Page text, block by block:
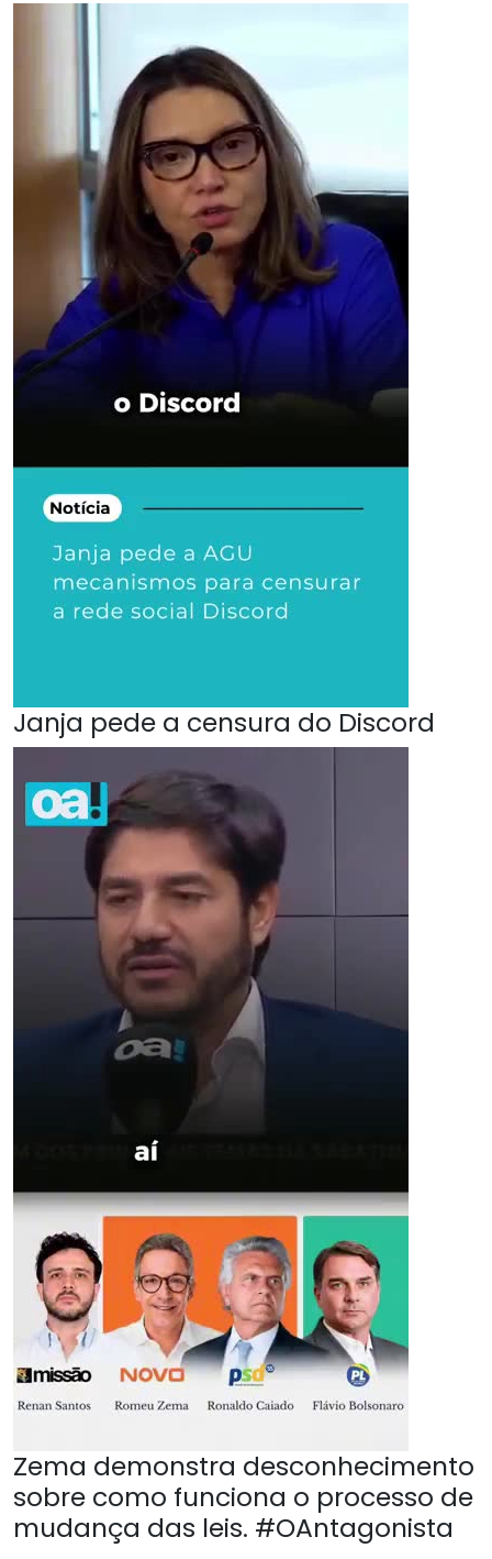
Janja pede a censura do Discord
Zema demonstra desconhecimento
sobre como funciona o processo de
mudança das leis. #OAntagonista